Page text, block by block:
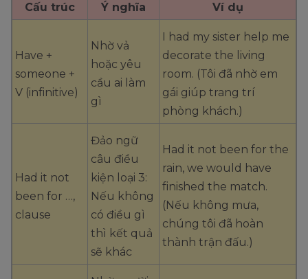
Cấu trúc Ý nghĩa Ví dụ
Have +
someone +
V (infinitive)
Nhờ vả
hoặc yêu
cầu ai làm
gì
I had my sister help me
decorate the living
room. (Tôi đã nhờ em
gái giúp trang trí
phòng khách.)
Had it not
been for …,
clause
Đảo ngữ
câu điều
kiện loại 3:
Nếu không
có điều gì
thì kết quả
sẽ khác
Had it not been for the
rain, we would have
finished the match.
(Nếu không mưa,
chúng tôi đã hoàn
thành trận đấu.)